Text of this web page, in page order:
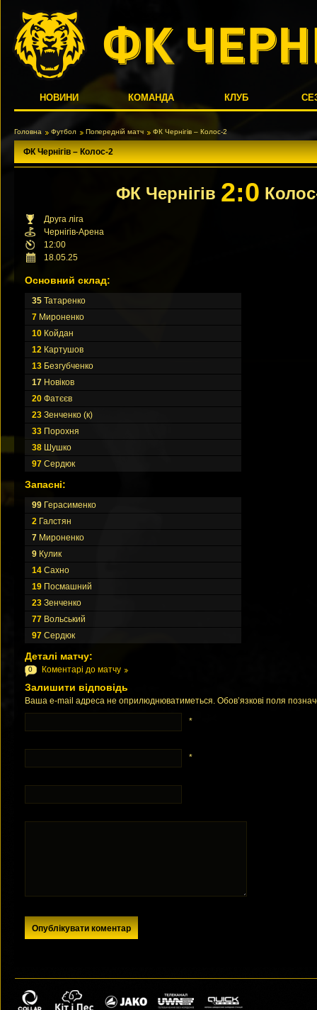
НОВИНИ КОМАНДА КЛУБ
Головна Футбол Попередній матч ФК Чернігів – Колос-2
ФК Чернігів – Колос-2
ФК Чернігів 2:0
Друга ліга
Чернігів-Арена
12:00
18.05.25
Основний склад:
35 Татаренко
7 Мироненко
10 Койдан
12 Картушов
13 Безгубченко
17 Новіков
20 Фатєєв
23 Зенченко (к)
33 Порохня
38 Шушко
97 Сердюк
Запасні:
99 Герасименко
2 Галстян
7 Мироненко
9 Кулик
14 Сахно
19 Посмашний
23 Зенченко
77 Вольський
97 Сердюк
Деталі матчу:
0 Коментарі до матчу
Залишити відповідь
Ваша e-mail адреса не оприлюднюватиметься. Обов’язкові поля
*
*